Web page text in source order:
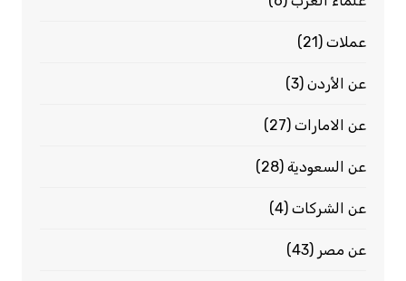
عملات(21)
عن الأردن(3)
عن الامارات(27)
عن السعودية(28)
عن الشركات(4)
عن مصر (43)